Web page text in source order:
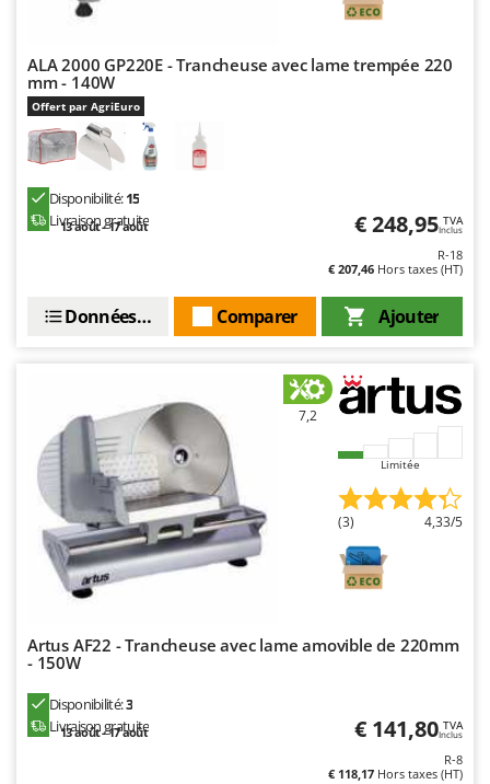
Tineco
Tornado
Tre Spade
Trev - Abrek - TecnoVIR
Troy-Bilt
Unger
Vesco
Volpi
Waldner
Weber
WIDU
Wiper EcoRobot
Wolf Garten
Wortex
Worx
ALA 2000 GP220E - Trancheuse avec lame trempée 220
mm - 140W
Offert par AgriEuro
Disponibilité:15
Livraison gratuite
13 août - 17 août € 248,95 TVA
Inclus
R-18
€ 207,46 Hors taxes (HT)
Ajouter
Comparer
Données techniques
7,2
Limitée
(3) 4,33/5
Artus AF22 - Trancheuse avec lame amovible de 220mm
- 150W
Disponibilité:3
Livraison gratuite
13 août - 17 août € 141,80 TVA
Inclus
R-8
€ 118,17 Hors taxes (HT)